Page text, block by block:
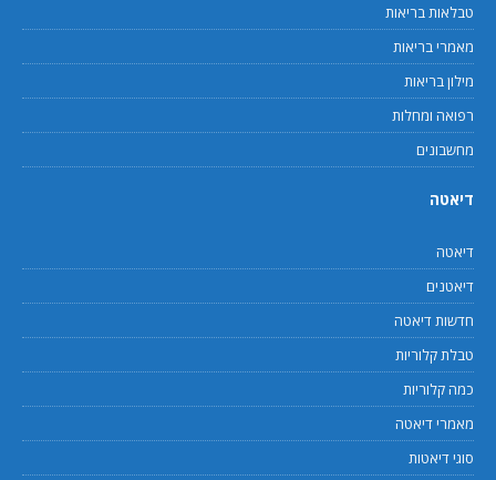
טבלאות בריאות
מאמרי בריאות
מילון בריאות
רפואה ומחלות
מחשבונים
דיאטה
דיאטה
דיאטנים
חדשות דיאטה
טבלת קלוריות
כמה קלוריות
מאמרי דיאטה
סוגי דיאטות